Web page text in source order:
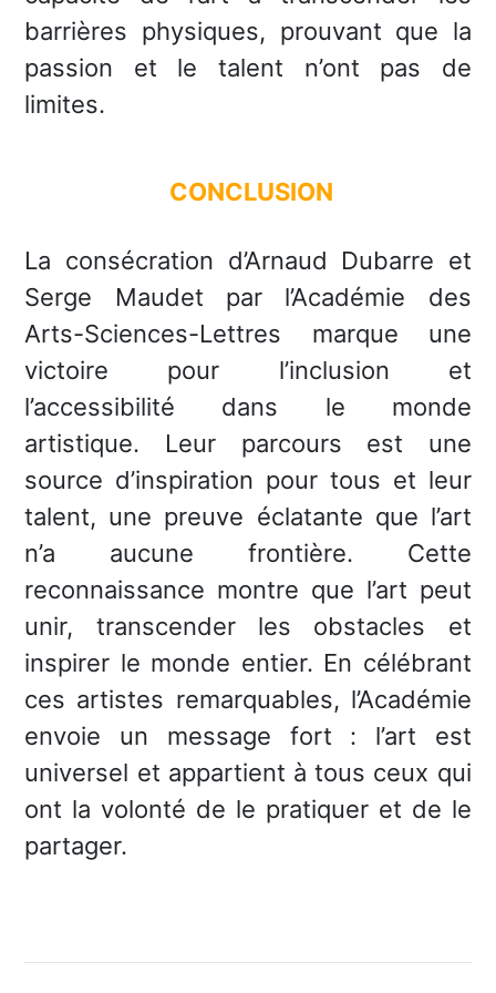
barrières physiques, prouvant que la
passion et le talent n’ont pas de
limites.
CONCLUSION
La consécration d’Arnaud Dubarre et
Serge Maudet par l’Académie des
Arts-Sciences-Lettres marque une
victoire pour l’inclusion et
l’accessibilité dans le monde
artistique. Leur parcours est une
source d’inspiration pour tous et leur
talent, une preuve éclatante que l’art
n’a aucune frontière. Cette
reconnaissance montre que l’art peut
unir, transcender les obstacles et
inspirer le monde entier. En célébrant
ces artistes remarquables, l’Académie
envoie un message fort : l’art est
universel et appartient à tous ceux qui
ont la volonté de le pratiquer et de le
partager.